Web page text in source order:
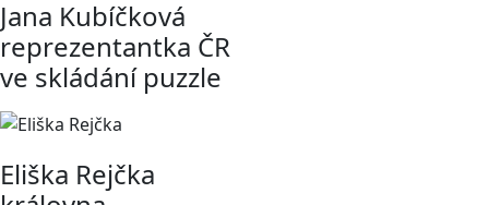
Jana Kubíčková
reprezentantka ČR
ve skládání puzzle
Eliška Rejčka